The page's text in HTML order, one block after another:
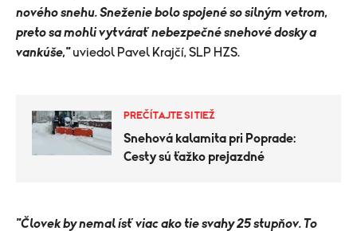
nového snehu. Sneženie bolo spojené so silným vetrom,
preto sa mohli vytvárať nebezpečné snehové dosky a
vankúše,"uviedol Pavel Krajčí, SLP HZS.
PREČÍTAJTE SI TIEŽ
Snehová kalamita pri Poprade:
Cesty sú ťažko prejazdné
"Človek by nemal ísť viac ako tie svahy 25 stupňov. To